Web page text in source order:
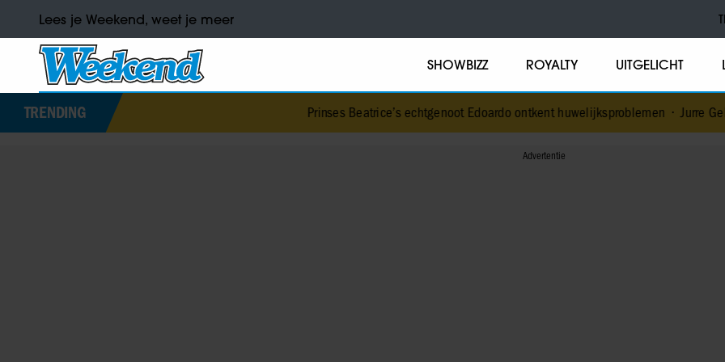
Lees je Weekend, weet je meer
SHOWBIZZ ROYALTY UITGELICHT
TRENDING Prinses Beatrice’s echtgenoot Edoardo ontkent huwelijksproblemen•Jurre